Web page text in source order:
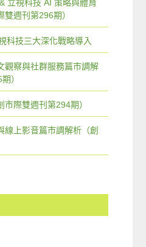
立視科技 AI 策略與體育
週刊第296期）
科技三大深化戰略導入
觀察與社群服務篇市調解
）
際雙週刊第294期）
線上影音篇市調解析（創